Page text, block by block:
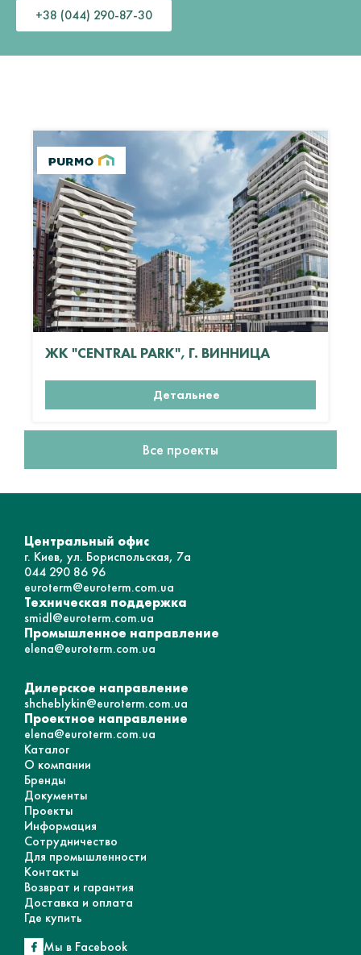
+38 (044) 290-87-30
ЖК "CENTRAL PARK", Г. ВИННИЦА
Детальнее
Все проекты
Центральный офис
г. Киев, ул. Бориспольская, 7а
044 290 86 96
euroterm@euroterm.com.ua
Техническая поддержка
smidl@euroterm.com.ua
Промышленное направление
elena@euroterm.com.ua
Дилерское направление
shcheblykin@euroterm.com.ua
Проектное направление
elena@euroterm.com.ua
Каталог
О компании
Бренды
Документы
Проекты
Информация
Сотрудничество
Для промышленности
Контакты
Возврат и гарантия
Доставка и оплата
Где купить
Мы в Facebook